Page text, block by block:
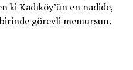
ki Kadıköy’ün en nadide,
görevli memursun.